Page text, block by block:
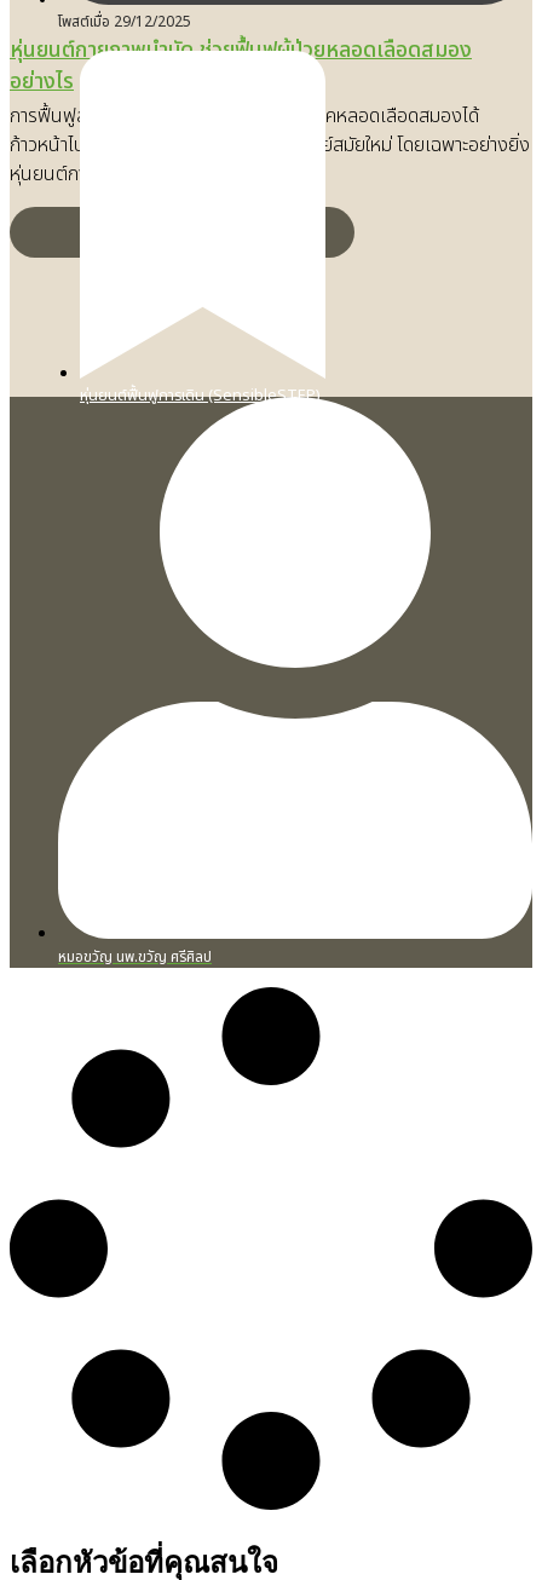
โพสต์เมื่อ 29/12/2025
หุ่นยนต์กายภาพบำบัด ช่วยฟื้นฟูผู้ป่วยหลอดเลือดสมอง
อย่างไร
การฟื้นฟูสมรรถภาพทางกายสำหรับผู้ป่วยโรคหลอดเลือดสมองได้
ก้าวหน้าไปอย่างมากด้วยเทคโนโลยีการแพทย์สมัยใหม่ โดยเฉพาะอย่างยิ่ง
หุ่นยนต์กายภาพที่ได้รับการพัฒน…
หุ่นยนต์ฟื้นฟูการเดิน (SensibleSTEP)
หมอขวัญ นพ.ขวัญ ศรีศิลป
เลือกหัวข้อที่คุณสนใจ